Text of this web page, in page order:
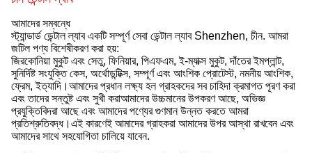
আমাদের সম্বন্ধে
স্ট্যান্ডার্ড ডেন্টাল ল্যাব একটি সম্পূর্ণ সেবা ডেন্টাল ল্যাব Shenzhen, চীন. আমরা
জটিল পণ্য বিশেষীকরণ করা হয়:
জিরকোনিয়া মুকুট এবং সেতু, ফিনিয়ার, পিএফএম, ই-ম্যাক্স মুকুট, দাঁতের ইমপ্লান্ট,
সুনির্দিষ্ট সংযুক্তি কেস, অর্থোডন্টিক্স, সম্পূর্ণ এবং আংশিক প্রোটেস্ট, নমনীয় আংশিক,
ফ্রেম, ইত্যাদি।আমাদের প্রধান লক্ষ্য হল গ্রাহকদের সব চাহিদা ক্রমাগত পূরণ করা
এবং তাদের সন্তুষ্ট এবং সুখী করাআমাদের উচ্চমানের উপকরণ আছে, অভিজ্ঞ
প্রযুক্তিবিদরা আছে এবং আমাদের পণ্যের গুণমান উন্নত করতে আমরা
প্রতিশ্রুতিবদ্ধ।এই কারণেই আমাদের গ্রাহকরা আমাদের উপর আস্থা রাখবেন এবং
আমাদের সাথে সহযোগিতা চালিয়ে যাবেন.